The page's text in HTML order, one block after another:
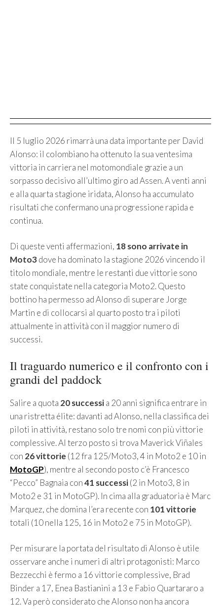
Il 5 luglio 2026 rimarrà una data importante per David
Alonso: il colombiano ha ottenuto la sua ventesima
vittoria in carriera nel motomondiale grazie a un
sorpasso decisivo all’ultimo giro ad Assen. A venti anni
e alla quarta stagione iridata, Alonso ha accumulato
risultati che confermano una progressione rapida e
continua.
Di queste venti affermazioni, 18 sono arrivate in
Moto3dove ha dominato la stagione 2026 vincendo il
titolo mondiale, mentre le restanti due vittorie sono
state conquistate nella categoria Moto2. Questo
bottino ha permesso ad Alonso di superare Jorge
Martin e di collocarsi al quarto posto tra i piloti
attualmente in attività con il maggior numero di
successi.
Il traguardo numerico e il confronto con i
grandi del paddock
Salire a quota 20 successia 20 anni significa entrare in
una ristretta élite: davanti ad Alonso, nella classifica dei
piloti in attività, restano solo tre nomi con più vittorie
complessive. Al terzo posto si trova Maverick Viñales
con 26 vittorie (12 fra 125/Moto3, 4 in Moto2 e 10 in
MotoGP), mentre al secondo posto c’è Francesco
“Pecco” Bagnaia con41 successi(2 in Moto3, 8 in
Moto2 e 31 in MotoGP). In cima alla graduatoria è Marc
Marquez, che domina l’era recente con 101 vittorie
totali (10 nella 125, 16 in Moto2 e 75 in MotoGP).
Per misurare la portata del risultato di Alonso è utile
osservare anche i numeri di altri protagonisti: Marco
Bezzecchi è fermo a 16 vittorie complessive, Brad
Binder a 17, Enea Bastianini a 13 e Fabio Quartararo a
12. Va però considerato che Alonso non ha ancora